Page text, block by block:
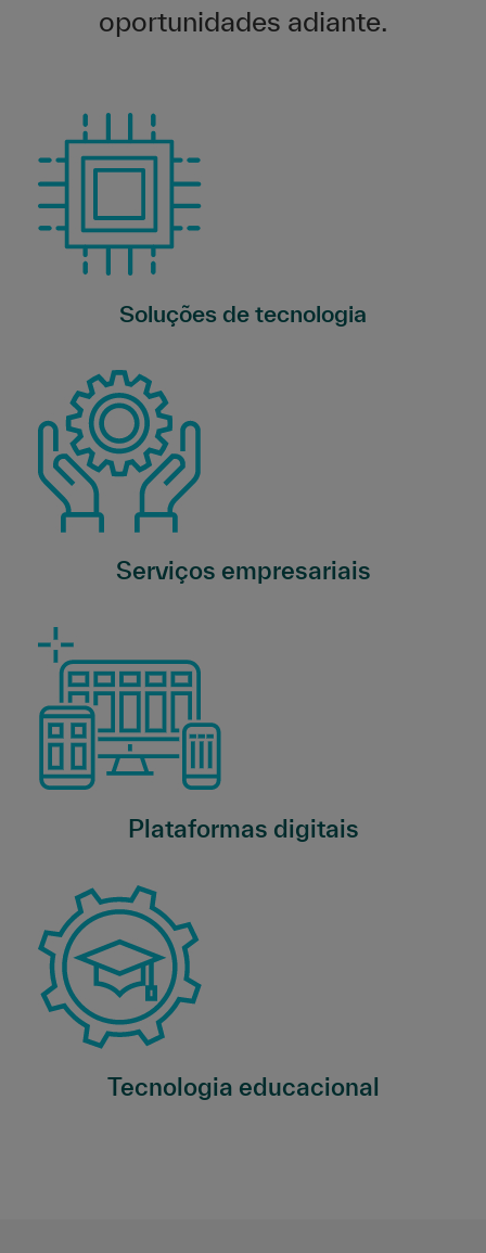
oportunidades adiante.
Soluções de tecnologia
Serviços empresariais
Plataformas digitais
Tecnologia educacional